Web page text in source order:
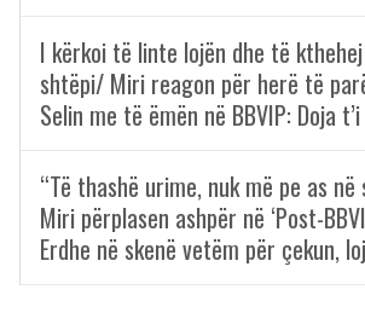
I kërkoi të linte lojën dhe të
shtëpi/ Miri reagon për herë të
Selin me të ëmën në BBVIP: Doja
“Të thashë urime, nuk më pe as në
Miri përplasen ashpër në ‘Post-
Erdhe në skenë vetëm për çekun,